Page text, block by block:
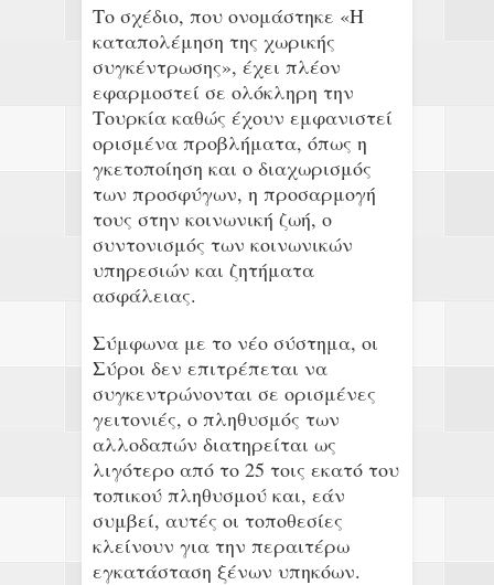
Το σχέδιο, που ονομάστηκε «Η
καταπολέμηση της χωρικής
συγκέντρωσης», έχει πλέον
εφαρμοστεί σε ολόκληρη την
Τουρκία καθώς έχουν εμφανιστεί
ορισμένα προβλήματα, όπως η
γκετοποίηση και ο διαχωρισμός
των προσφύγων, η προσαρμογή
τους στην κοινωνική ζωή, ο
συντονισμός των κοινωνικών
υπηρεσιών και ζητήματα
ασφάλειας.
Σύμφωνα με το νέο σύστημα, οι
Σύροι δεν επιτρέπεται να
συγκεντρώνονται σε ορισμένες
γειτονιές, ο πληθυσμός των
αλλοδαπών διατηρείται ως
λιγότερο από το 25 τοις εκατό του
τοπικού πληθυσμού και, εάν
συμβεί, αυτές οι τοποθεσίες
κλείνουν για την περαιτέρω
εγκατάσταση ξένων υπηκόων.